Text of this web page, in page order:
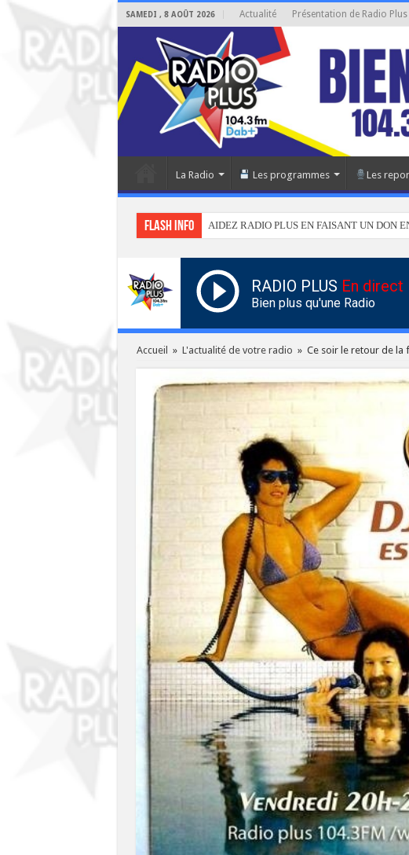
SAMEDI , 8 AOÛT 2026 Actualité Présentation de Radio Plus
La Radio Les programmes Les
Flash info AIDEZ RADIO PLUS EN FAISANT UN DON
RADIO PLUS En direct
Bien plus qu'une Radio
Accueil » L'actualité de votre radio » Ce soir le retour de la